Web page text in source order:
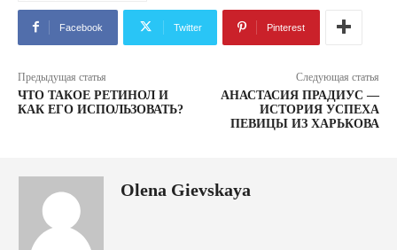
Facebook Twitter Pinterest
Предыдущая статья
ЧТО ТАКОЕ РЕТИНОЛ И
КАК ЕГО ИСПОЛЬЗОВАТЬ?
Следующая статья
АНАСТАСИЯ ПРАДИУС —
ИСТОРИЯ УСПЕХА
ПЕВИЦЫ ИЗ ХАРЬКОВА
Olena Gievskaya